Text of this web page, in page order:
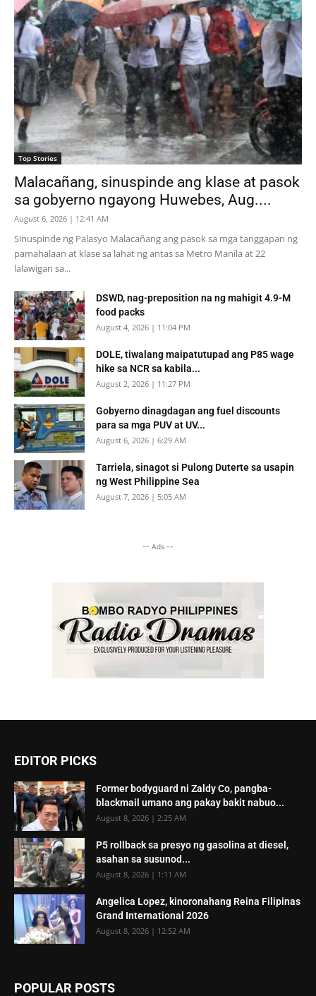
Top Stories
Malacañang, sinuspinde ang klase at pasok
sa gobyerno ngayong Huwebes, Aug....
August 6, 2026 | 12:41 AM
Sinuspinde ng Palasyo Malacañang ang pasok sa mga tanggapan ng
pamahalaan at klase sa lahat ng antas sa Metro Manila at 22
lalawigan sa...
DSWD, nag-preposition na ng mahigit 4.9-M
food packs
August 4, 2026 | 11:04 PM
DOLE, tiwalang maipatutupad ang P85 wage
hike sa NCR sa kabila...
August 2, 2026 | 11:27 PM
Gobyerno dinagdagan ang fuel discounts
para sa mga PUV at UV...
August 6, 2026 | 6:29 AM
Tarriela, sinagot si Pulong Duterte sa usapin
ng West Philippine Sea
August 7, 2026 | 5:05 AM
-- Ads --
EDITOR PICKS
Former bodyguard ni Zaldy Co, pangba-
blackmail umano ang pakay bakit nabuo...
August 8, 2026 | 2:25 AM
P5 rollback sa presyo ng gasolina at diesel,
asahan sa susunod...
August 8, 2026 | 1:11 AM
Angelica Lopez, kinoronahang Reina Filipinas
Grand International 2026
August 8, 2026 | 12:52 AM
POPULAR POSTS